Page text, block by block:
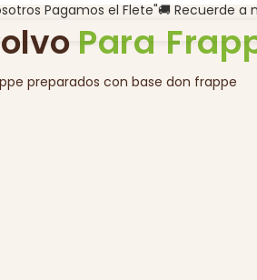
Pagamos el Flete"🚚 Recuerde
Para